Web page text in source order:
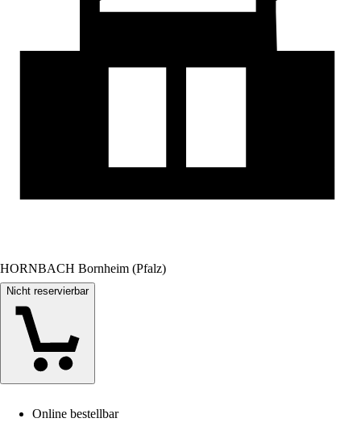
HORNBACH Bornheim (Pfalz)
Nicht reservierbar
Online bestellbar